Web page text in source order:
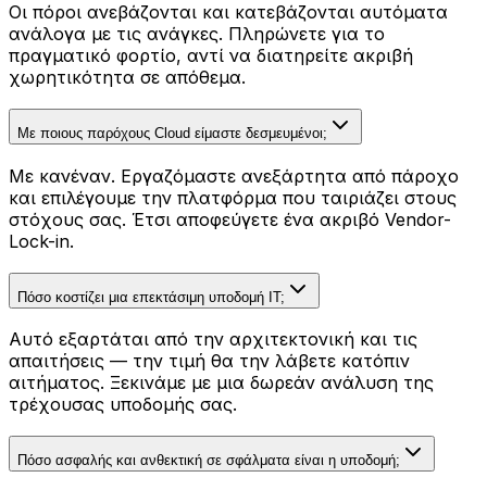
Οι πόροι ανεβάζονται και κατεβάζονται αυτόματα
ανάλογα με τις ανάγκες. Πληρώνετε για το
πραγματικό φορτίο, αντί να διατηρείτε ακριβή
χωρητικότητα σε απόθεμα.
Με ποιους παρόχους Cloud είμαστε δεσμευμένοι;
Με κανέναν. Εργαζόμαστε ανεξάρτητα από πάροχο
και επιλέγουμε την πλατφόρμα που ταιριάζει στους
στόχους σας. Έτσι αποφεύγετε ένα ακριβό Vendor-
Lock-in.
Πόσο κοστίζει μια επεκτάσιμη υποδομή IT;
Αυτό εξαρτάται από την αρχιτεκτονική και τις
απαιτήσεις — την τιμή θα την λάβετε κατόπιν
αιτήματος. Ξεκινάμε με μια δωρεάν ανάλυση της
τρέχουσας υποδομής σας.
Πόσο ασφαλής και ανθεκτική σε σφάλματα είναι η υποδομή;